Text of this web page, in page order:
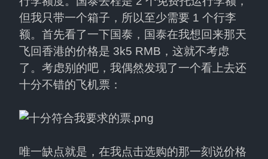
但我只带一个箱子，所以至少需要 1 个行李
额。首先看了一下国泰，国泰在我想回来那天
飞回香港的价格是 3k5 RMB，这就不考虑
了。考虑别的吧，我偶然发现了一个看上去还
十分不错的飞机票：
唯一缺点就是，在我点击选购的那一刻说价格